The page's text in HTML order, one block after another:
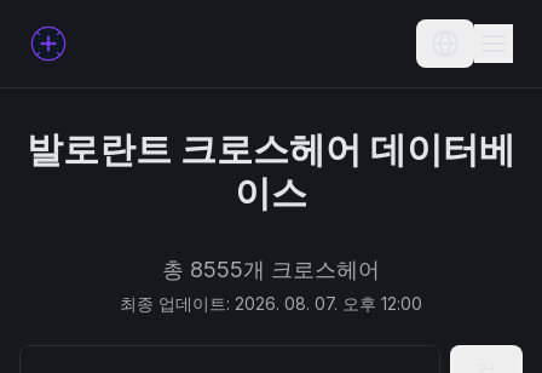
Current
발로란트 크로스헤어 데이터베
이스
총 8555개 크로스헤어
최종 업데이트: 2026. 08. 07. 오후 12:00